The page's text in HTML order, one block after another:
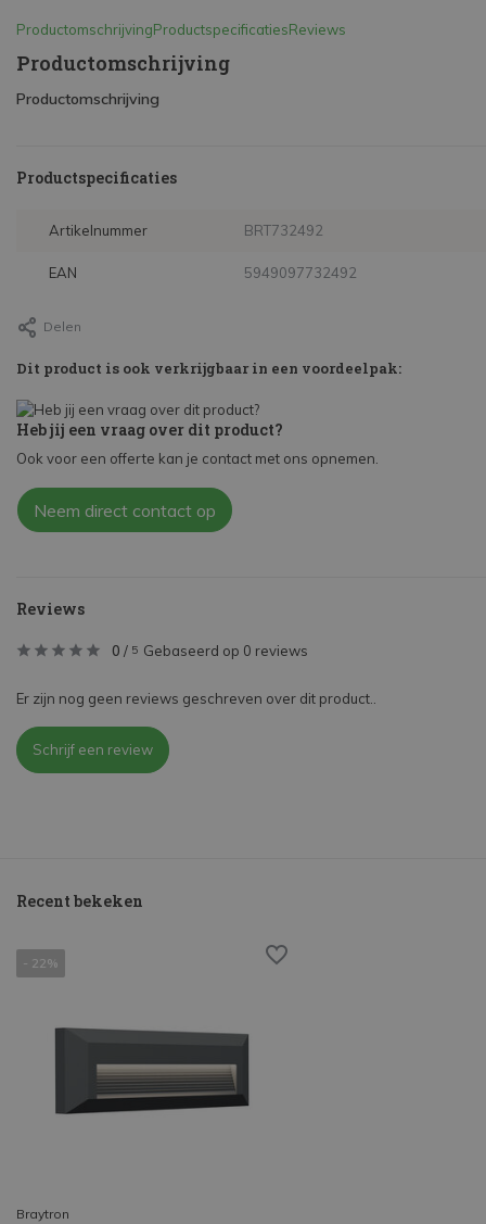
ProductomschrijvingProductspecificatiesReviews
Productomschrijving
Productomschrijving
Productspecificaties
Artikelnummer BRT732492
EAN 5949097732492
Delen
Dit product is ook verkrijgbaar in een voordeelpak:
Heb jij een vraag over dit product?
Ook voor een offerte kan je contact met ons opnemen.
Neem direct contact op
Reviews
0 / 5 Gebaseerd op 0 reviews
Er zijn nog geen reviews geschreven over dit product..
Schrijf een review
Recent bekeken
- 22%
Braytron